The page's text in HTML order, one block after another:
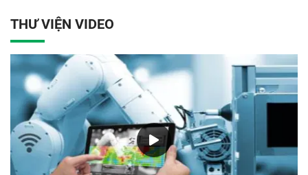
THƯ VIỆN VIDEO